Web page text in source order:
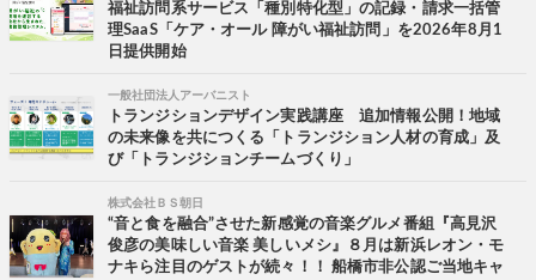
福祉訪問系サービス「種別特化型」の記録・請求一括管
理SaaS「ケア・オール 障がい福祉訪問」を2026年8月1
日提供開始
一般社団法人アーバニスト
トランジションデザイン実践講座 追加情報公開！地域
の未来像を共につくる「トランジション人材の育成」及
び「トランジションチームづくり」
株式会社ＢＳ朝日
“音と食を融合”させた新感覚の音楽グルメ番組『高見沢
俊彦の美味しい音楽 美しいメシ』８月は新浜レオン・モ
ナキら注目のゲストが続々！！ 船橋市非公認ご当地キャ